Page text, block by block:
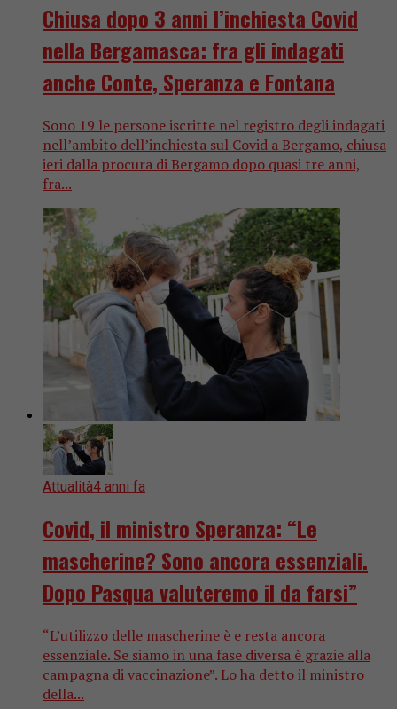
Chiusa dopo 3 anni l’inchiesta Covid
nella Bergamasca: fra gli indagati
anche Conte, Speranza e Fontana
Sono 19 le persone iscritte nel registro degli indagati
nell’ambito dell’inchiesta sul Covid a Bergamo, chiusa
ieri dalla procura di Bergamo dopo quasi tre anni,
fra...
Attualità4 anni fa
Covid, il ministro Speranza: “Le
mascherine? Sono ancora essenziali.
Dopo Pasqua valuteremo il da farsi”
“L’utilizzo delle mascherine è e resta ancora
essenziale. Se siamo in una fase diversa è grazie alla
campagna di vaccinazione”. Lo ha detto il ministro
della...